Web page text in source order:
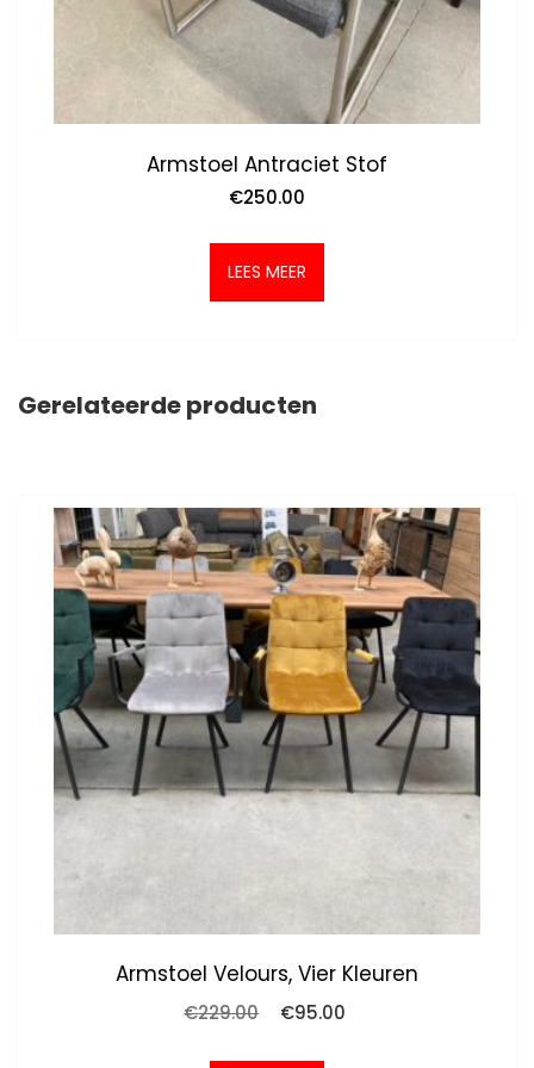
Armstoel Antraciet Stof
€250.00
LEES MEER
Gerelateerde producten
Armstoel Velours, Vier Kleuren
€229.00
Oorspronkelijke
was:
€95.00